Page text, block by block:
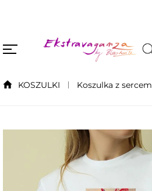
KOSZULKI Koszulka z sercem